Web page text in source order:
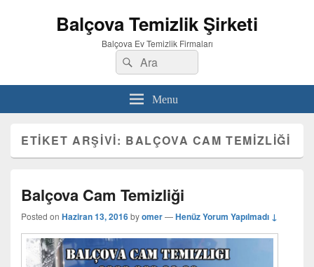
Balçova Temizlik Şirketi
Balçova Ev Temizlik Firmaları
Search
for:
Ara
Menu
ETIKET ARŞIVI: BALÇOVA CAM TEMIZLIĞI
Balçova Cam Temizliği
Posted on Haziran 13, 2016byomer—Henüz Yorum Yapılmadı ↓